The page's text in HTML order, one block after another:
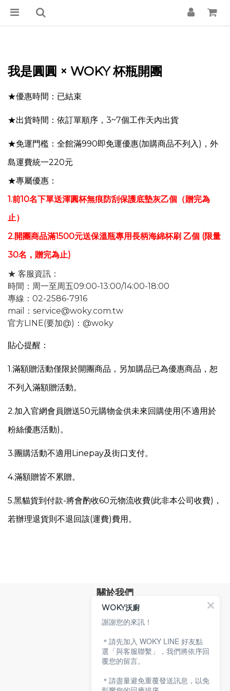
我是圓圓 × WOKY 杯瓶開團
★優惠時間：已結束
★出貨時間：依訂單順序，3~7個工作天內出貨
★免運門檻：全館滿990即免運優惠(加購商品不列入)，外
島運費統一220元
★專屬優惠：
1.前10名下單送渾圓杯無痕防刮保護底墊灰乙個（贈完為
止）
2.開團商品滿1500元送保溫瓶專用長柄海綿杯刷 乙個 (限量
30名，贈完為止)
★ 客服資訊：
時間：周一至周五09:00-13:00/14:00-18:00
專線：02-2586-7916
mail：service@woky.com.tw
官方LINE(要加@)：@woky
貼心提醒：
1.滿額贈活動僅限於開團商品，另加購品已為優惠商品，恕
不列入滿額贈活動。
2.加入官網會員贈送50元購物金供未來回購使用(不適用於
粉絲優惠活動)。
3.團購活動不適用Linepay及街口支付。
4.滿額贈皆不累贈。
5.黑貓貨到付款-將會酌收60元物流收費(此非本公司收費)，
若辦理退貨則不退回該(運費)費用。
關於我們
品牌故事
專業技術
環保沃廚
顧客服務
服務條款
隱私權政策
WOKY沃廚
謝謝您的來訊！
＊請先加入 WOKY LINE 好友點
選「與客服聯繫」，我們將依序回
覆您的留言。
＊請盡量避免重覆發送訊息，以免